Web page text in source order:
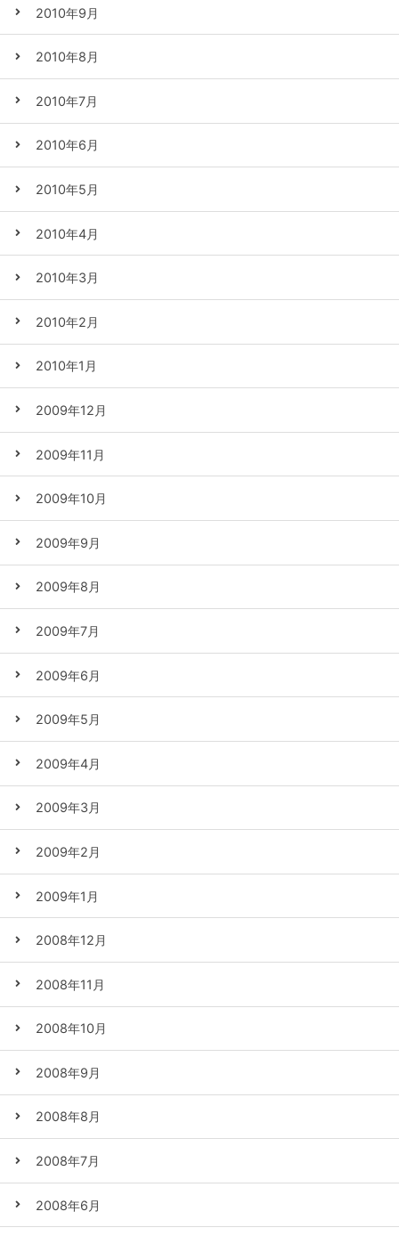
2010年9月
2010年8月
2010年7月
2010年6月
2010年5月
2010年4月
2010年3月
2010年2月
2010年1月
2009年12月
2009年11月
2009年10月
2009年9月
2009年8月
2009年7月
2009年6月
2009年5月
2009年4月
2009年3月
2009年2月
2009年1月
2008年12月
2008年11月
2008年10月
2008年9月
2008年8月
2008年7月
2008年6月